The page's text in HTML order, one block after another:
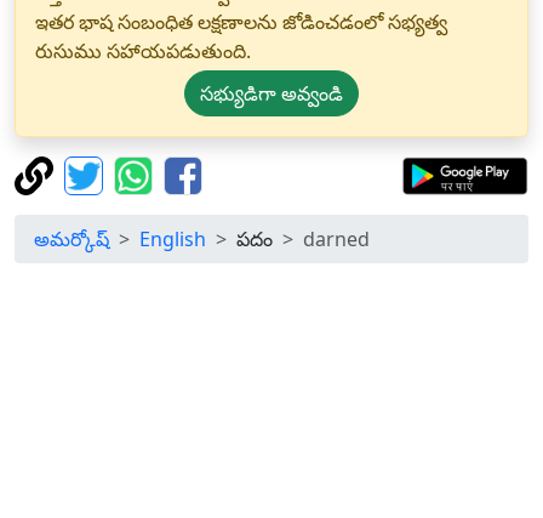
ఇతర భాష సంబంధిత లక్షణాలను జోడించడంలో సభ్యత్వ
రుసుము సహాయపడుతుంది.
సభ్యుడిగా అవ్వండి
అమర్కోష్ English పదం darned